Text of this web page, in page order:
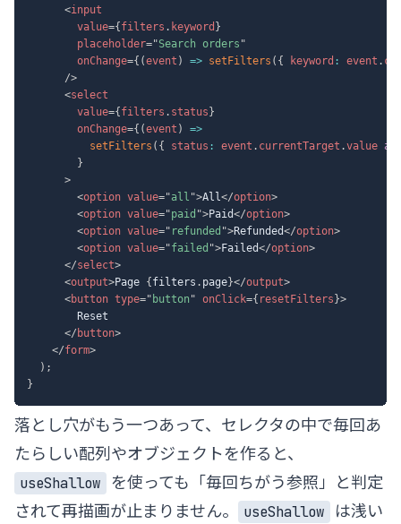
<input
value={ filters . keyword }
placeholder="Search orders "
onChange={ (event ) => setFilters ( { keyword : event .
/>
<select
value={ filters . status }
onChange={ (event )
=>
setFilters ( { status : event . currentTarget .value as
}
>
<option value="all ">All</option>
<option value="paid ">Paid</option>
<option value=" refunded ">Refunded</option>
<option value="failed ">Failed</option>
</select>
<output>Page { filters . page}</output>
<button type=" button" onClick={ resetFilters }>
        Reset
</ button>
</form>
) ;
}
落とし穴がもう一つあって、セレクタの中で毎回あ
たらしい配列やオブジェクトを作ると、
useShallow
を使っても「毎回ちがう参照」と判定
されて再描画が止まりません。
useShallow
は浅い